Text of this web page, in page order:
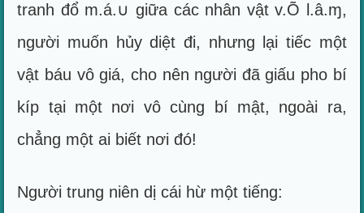
tranh đổ m.á.∪ giữa các nhân vật v.Õ l.â.ɱ,
người muốn hủy diệt đi, nhưng lại tiếc một
vật báu vô giá, cho nên người đã giấu pho bí
kíp tại một nơi vô cùng bí mật, ngoài ra,
chẳng một ai biết nơi đó!
Người trung niên dị cái hừ một tiếng: